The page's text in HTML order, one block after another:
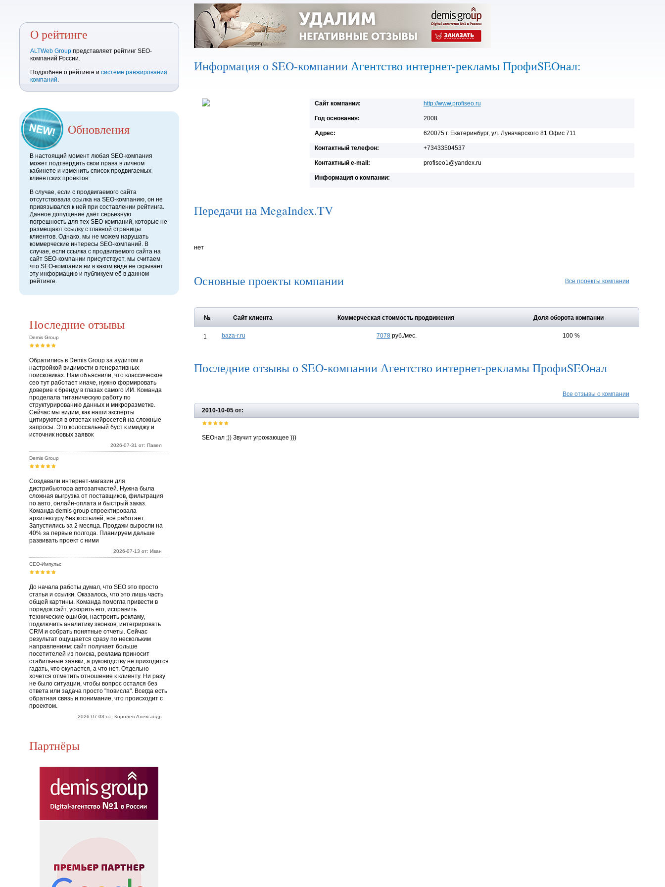
О рейтинге
ALTWeb Group представляет рейтинг SEO-
компаний России.
Подробнее о рейтинге и системе ранжирования
компаний.
Обновления
В настоящий момент любая SEO-компания
может подтвердить свои права в личном
кабинете и изменить список продвигаемых
клиентских проектов.
В случае, если с продвигаемого сайта
отсутствовала ссылка на SEO-компанию, он не
привязывался к ней при составлении рейтинга.
Данное допущение даёт серьёзную
погрешность для тех SEO-компаний, которые не
размещают ссылку с главной страницы
клиентов. Однако, мы не можем нарушать
коммерческие интересы SEO-компаний. В
случае, если ссылка с продвигаемого сайта на
сайт SEO-компании присутствует, мы считаем
что SEO-компания ни в каком виде не скрывает
эту информацию и публикуем её в данном
рейтинге.
Последние отзывы
Demis Group
Обратились в Demis Group за аудитом и
настройкой видимости в генеративных
поисковиках. Нам объяснили, что классическое
сео тут работает иначе, нужно формировать
доверие к бренду в глазах самого ИИ. Команда
проделала титаническую работу по
структурированию данных и микроразметке.
Сейчас мы видим, как наши эксперты
цитируются в ответах нейросетей на сложные
запросы. Это колоссальный буст к имиджу и
источник новых заявок
2026-07-31 от: Павел
Demis Group
Создавали интернет-магазин для
дистрибьютора автозапчастей. Нужна была
сложная выгрузка от поставщиков, фильтрация
по авто, онлайн-оплата и быстрый заказ.
Команда demis group спроектировала
архитектуру без костылей, всё работает.
Запустились за 2 месяца. Продажи выросли на
40% за первые полгода. Планируем дальше
развивать проект с ними
2026-07-13 от: Иван
СЕО-Импульс
До начала работы думал, что SEO это просто
статьи и ссылки. Оказалось, что это лишь часть
общей картины. Команда помогла привести в
порядок сайт, ускорить его, исправить
технические ошибки, настроить рекламу,
подключить аналитику звонков, интегрировать
CRM и собрать понятные отчеты. Сейчас
результат ощущается сразу по нескольким
направлениям: сайт получает больше
посетителей из поиска, реклама приносит
стабильные заявки, а руководству не приходится
гадать, что окупается, а что нет. Отдельно
хочется отметить отношение к клиенту. Ни разу
не было ситуации, чтобы вопрос остался без
ответа или задача просто "повисла". Всегда есть
обратная связь и понимание, что происходит с
проектом.
2026-07-03 от: Королёв Александр
Партнёры
Информация о SEO-компанииАгентство интернет-рекламы ПрофиSEOнал:
Сайт компании: http://www.profiseo.ru
Год основания: 2008
Адрес: 620075 г. Екатеринбург, ул. Луначарского 81 Офис 711
Контактный телефон: +73433504537
Контактный e-mail: profiseo1@yandex.ru
Информация о компании:
Передачи на MegaIndex.TV
нет
Основные проекты компании Все проекты компании
№ Сайт клиента Коммерческая стоимость продвижения Доля оборота компании
1 baza-r.ru 7078 руб./мес. 100 %
Последние отзывы о SEO-компании Агентство интернет-рекламы ПрофиSEOнал
Все отзывы о компании
2010-10-05 от:
SEOнал ;)) Звучит угрожающее )))